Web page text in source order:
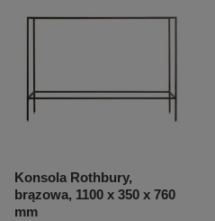
Konsola Rothbury,
brązowa, 1100 x 350 x 760
mm